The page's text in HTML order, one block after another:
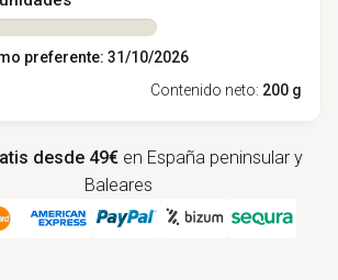
preferente: 31/10/2026
Contenido neto: 200 g
desde 49€ en España peninsular y
Baleares